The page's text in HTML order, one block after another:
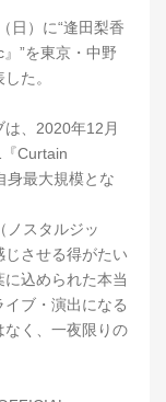
日）に“逢田梨香
”を東京・中野
た。
、2020年12月
Curtain
身最大規模とな
ノスタルジッ
させる得がたい
込められた本当
ブ・演出になる
なく、一夜限りの